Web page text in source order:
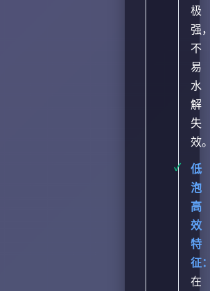
极
强
不
易
水
解
失
效
低
泡
高
效
特
征
在